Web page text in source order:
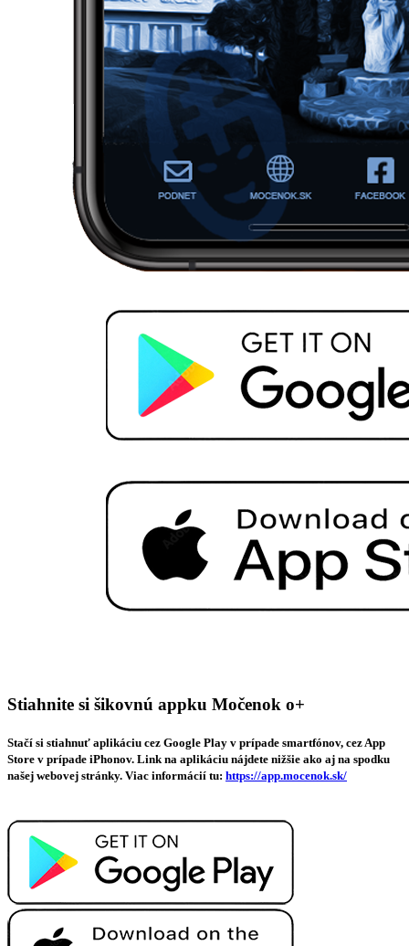
Stiahnite si šikovnú appku Močenok o+
Stačí si stiahnuť aplikáciu cez Google Play v prípade smartfónov, cez App
Store v prípade iPhonov. Link na aplikáciu nájdete nižšie ako aj na spodku
našej webovej stránky. Viac informácií tu: https://app.mocenok.sk/